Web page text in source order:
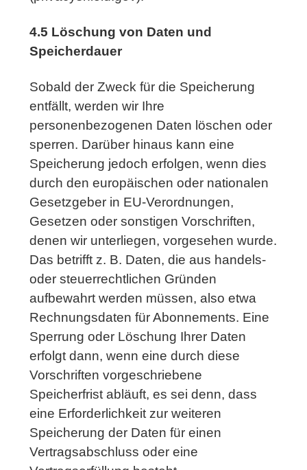
4.5 Löschung von Daten und
Speicherdauer
Sobald der Zweck für die Speicherung
entfällt, werden wir Ihre
personenbezogenen Daten löschen oder
sperren. Darüber hinaus kann eine
Speicherung jedoch erfolgen, wenn dies
durch den europäischen oder nationalen
Gesetzgeber in EU-Verordnungen,
Gesetzen oder sonstigen Vorschriften,
denen wir unterliegen, vorgesehen wurde.
Das betrifft z. B. Daten, die aus handels-
oder steuerrechtlichen Gründen
aufbewahrt werden müssen, also etwa
Rechnungsdaten für Abonnements. Eine
Sperrung oder Löschung Ihrer Daten
erfolgt dann, wenn eine durch diese
Vorschriften vorgeschriebene
Speicherfrist abläuft, es sei denn, dass
eine Erforderlichkeit zur weiteren
Speicherung der Daten für einen
Vertragsabschluss oder eine